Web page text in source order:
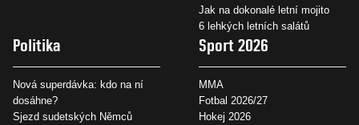
Jak na dokonalé letní mojito
6 lehkých letních salátů
Politika
Nová superdávka: kdo na ní
dosáhne?
Sjezd sudetských Němců
Sport 2026
MMA
Fotbal 2026/27
Hokej 2026